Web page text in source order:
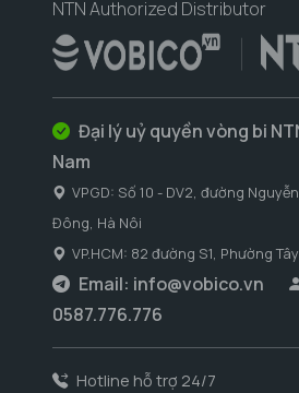
NTN Authorized Distributor
Đại lý uỷ quyền vòng bi
Nam
VPGD: Số 10 - DV2, đường
Đông, Hà Nôi
VP.HCM: 82 đường S1, Phường
Email: info@vobico.vn
0587.776.776
Hotline hỗ trợ 24/7